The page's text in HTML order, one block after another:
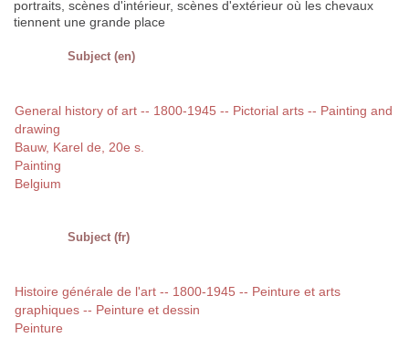
portraits, scènes d'intérieur, scènes d'extérieur où les chevaux
tiennent une grande place
Subject (en)
General history of art -- 1800-1945 -- Pictorial arts -- Painting and
drawing
Bauw, Karel de, 20e s.
Painting
Belgium
Subject (fr)
Histoire générale de l'art -- 1800-1945 -- Peinture et arts
graphiques -- Peinture et dessin
Peinture